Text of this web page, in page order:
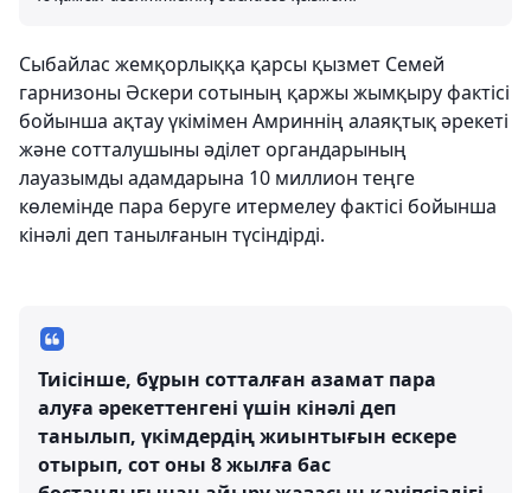
Сыбайлас жемқорлыққа қарсы қызмет Семей
гарнизоны Әскери сотының қаржы жымқыру фактісі
бойынша ақтау үкімімен Амриннің алаяқтық әрекеті
және сотталушыны әділет органдарының
лауазымды адамдарына 10 миллион теңге
көлемінде пара беруге итермелеу фактісі бойынша
кінәлі деп танылғанын түсіндірді.
Тиісінше, бұрын сотталған азамат пара
алуға әрекеттенгені үшін кінәлі деп
танылып, үкімдердің жиынтығын ескере
отырып, сот оны 8 жылға бас